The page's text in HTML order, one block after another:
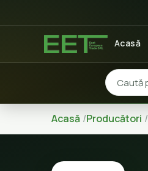
Acasă
Acasă Producători